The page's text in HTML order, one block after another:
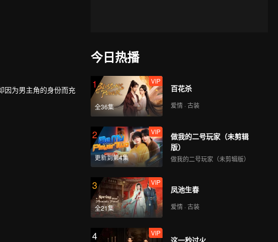
因为男主角的身份而充
今日热播
1
全36集
VIP
百花杀
爱情 · 古装
2
更新到第4集
VIP
做我的二号玩家（未剪辑
版）
做我的二号玩家（未剪辑版）
3
全21集
VIP
凤池生春
爱情 · 古装
4 VIP
这一秒过火